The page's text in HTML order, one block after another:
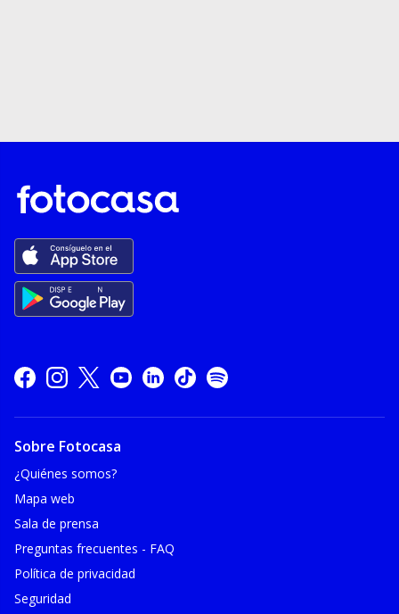
Sobre Fotocasa
¿Quiénes somos?
Mapa web
Sala de prensa
Preguntas frecuentes - FAQ
Política de privacidad
Seguridad